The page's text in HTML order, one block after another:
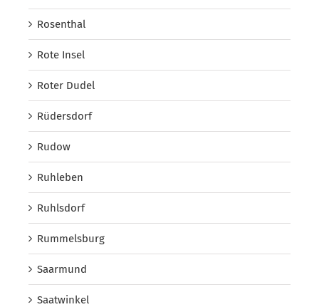
Rosenthal
Rote Insel
Roter Dudel
Rüdersdorf
Rudow
Ruhleben
Ruhlsdorf
Rummelsburg
Saarmund
Saatwinkel